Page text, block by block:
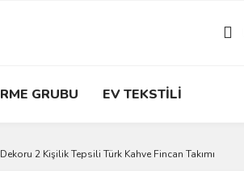
GRUBU EV TEKSTİLİ
2 Kişilik Tepsili Türk Kahve Fincan Takımı